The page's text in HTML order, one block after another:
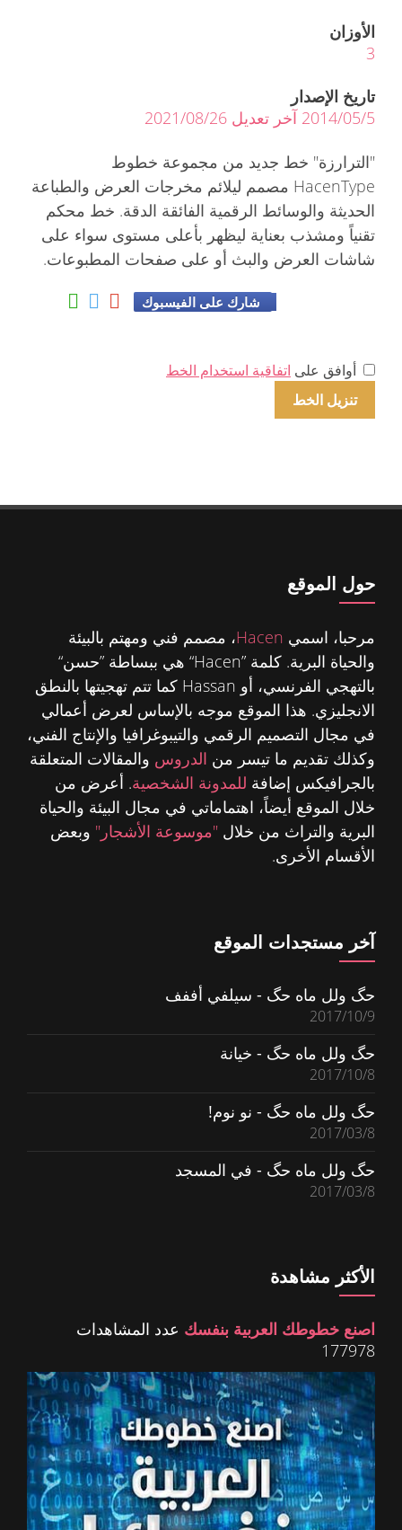
الأوزان
3
تاريخ الإصدار
2014/05/5 آخر تعديل 2021/08/26
"الترارزة" خط جديد من مجموعة خطوط
HacenType مصمم ليلائم مخرجات العرض والطباعة
الحديثة والوسائط الرقمية الفائقة الدقة. خط محكم
تقنياً ومشذب بعناية ليظهر بأعلى مستوى سواء على
شاشات العرض والبث أو على صفحات المطبوعات.
شارك على الفيسبوك
أوافق على اتفاقية استخدام الخط
حول الموقع
مرحبا، اسمي Hacen، مصمم فني ومهتم بالبيئة
والحياة البرية. كلمة ”Hacen“ هي ببساطة ”حسن“
بالتهجي الفرنسي، أو Hassan كما تتم تهجيتها بالنطق
الانجليزي. هذا الموقع موجه بالإساس لعرض أعمالي
في مجال التصميم الرقمي والتيبوغرافيا والإنتاج الفني،
وكذلك تقديم ما تيسر من الدروس والمقالات المتعلقة
بالجرافيكس إضافة للمدونة الشخصية. أعرض من
خلال الموقع أيضاً، اهتماماتي في مجال البيئة والحياة
البرية والتراث من خلال "موسوعة الأشجار" وبعض
الأقسام الأخرى.
آخر مستجدات الموقع
حگ ولل ماه حگ - سيلفي أففف
2017/10/9
حگ ولل ماه حگ - خيانة
2017/10/8
حگ ولل ماه حگ - نو نوم!
2017/03/8
حگ ولل ماه حگ - في المسجد
2017/03/8
الأكثر مشاهدة
اصنع خطوطك العربية بنفسك عدد المشاهدات
177978